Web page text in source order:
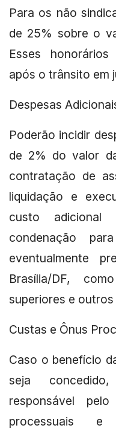
Para os não
de 25% sobre o
Esses
após o trânsito em
Despesas
Poderão incidir
de 2% do valor
contratação de
liquidação e
custo
condenação
eventualmente
Brasília/DF,
superiores e
Custas e Ônus
Caso o benefício
seja
responsável
processuais